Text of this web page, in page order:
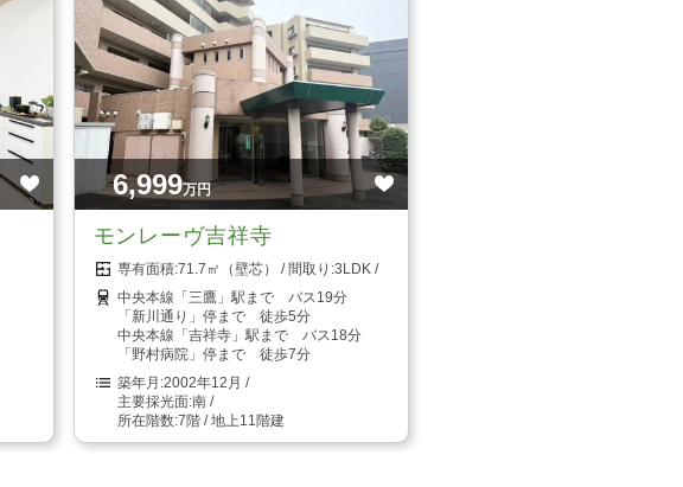
6,999万円
モンレーヴ吉祥寺
71.7㎡（壁芯）
3LDK
中央本線「三鷹」駅まで バス19分
「新川通り」停まで 徒歩5分
中央本線「吉祥寺」駅まで バス18分
「野村病院」停まで 徒歩7分
2002年12月
南
7階 / 地上11階建